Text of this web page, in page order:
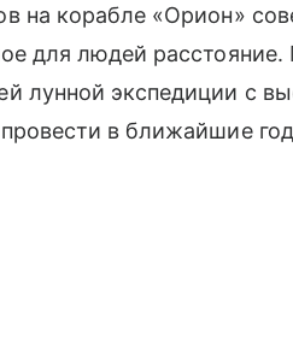
на корабле «Орион»
для людей
лунной экспедиции с
в ближайшие